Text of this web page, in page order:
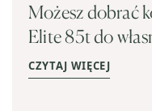
Możesz dobrać
Elite 85t do
CZYTAJ WIĘCEJ